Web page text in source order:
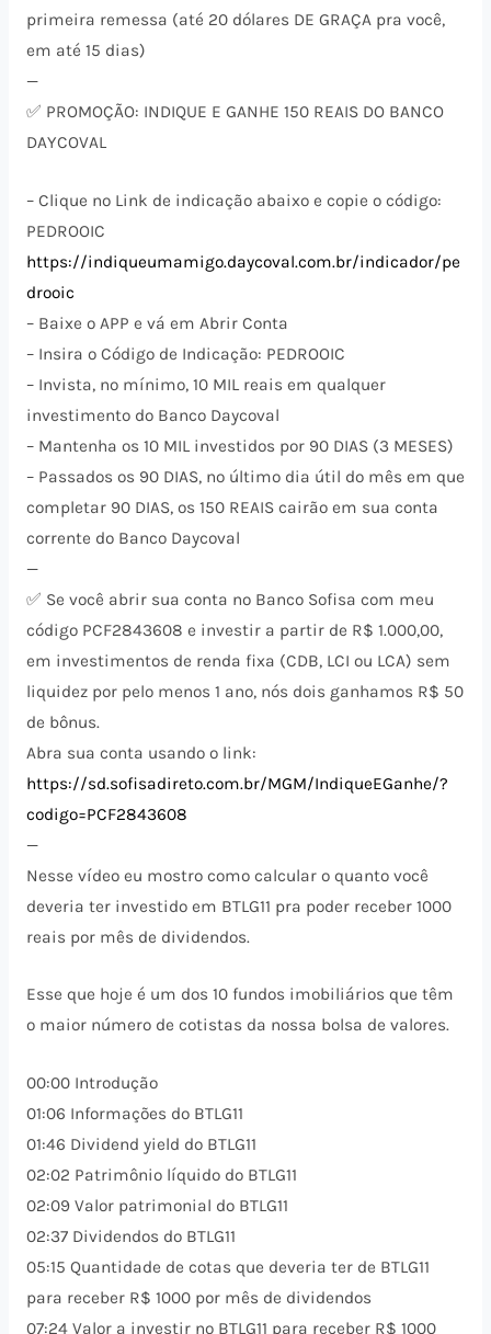
primeira remessa (até 20 dólares DE GRAÇA pra você,
em até 15 dias)
—
✅ PROMOÇÃO: INDIQUE E GANHE 150 REAIS DO BANCO
DAYCOVAL
– Clique no Link de indicação abaixo e copie o código:
PEDROOIC
https://indiqueumamigo.daycoval.com.br/indicador/pe
drooic
– Baixe o APP e vá em Abrir Conta
– Insira o Código de Indicação: PEDROOIC
– Invista, no mínimo, 10 MIL reais em qualquer
investimento do Banco Daycoval
– Mantenha os 10 MIL investidos por 90 DIAS (3 MESES)
– Passados os 90 DIAS, no último dia útil do mês em que
completar 90 DIAS, os 150 REAIS cairão em sua conta
corrente do Banco Daycoval
—
✅ Se você abrir sua conta no Banco Sofisa com meu
código PCF2843608 e investir a partir de R$ 1.000,00,
em investimentos de renda fixa (CDB, LCI ou LCA) sem
liquidez por pelo menos 1 ano, nós dois ganhamos R$ 50
de bônus.
Abra sua conta usando o link:
https://sd.sofisadireto.com.br/MGM/IndiqueEGanhe/?
codigo=PCF2843608
—
Nesse vídeo eu mostro como calcular o quanto você
deveria ter investido em BTLG11 pra poder receber 1000
reais por mês de dividendos.
Esse que hoje é um dos 10 fundos imobiliários que têm
o maior número de cotistas da nossa bolsa de valores.
00:00 Introdução
01:06 Informações do BTLG11
01:46 Dividend yield do BTLG11
02:02 Patrimônio líquido do BTLG11
02:09 Valor patrimonial do BTLG11
02:37 Dividendos do BTLG11
05:15 Quantidade de cotas que deveria ter de BTLG11
para receber R$ 1000 por mês de dividendos
07:24 Valor a investir no BTLG11 para receber R$ 1000